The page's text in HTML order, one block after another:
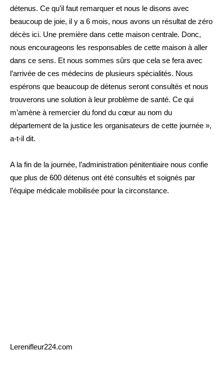
détenus. Ce qu’il faut remarquer et nous le disons avec
beaucoup de joie, il y a 6 mois, nous avons un résultat de zéro
décès ici. Une première dans cette maison centrale. Donc,
nous encourageons les responsables de cette maison à aller
dans ce sens. Et nous sommes sûrs que cela se fera avec
l’arrivée de ces médecins de plusieurs spécialités. Nous
espérons que beaucoup de détenus seront consultés et nous
trouverons une solution à leur problème de santé. Ce qui
m’amène à remercier du fond du cœur au nom du
département de la justice les organisateurs de cette journée »,
a-t-il dit.
A la fin de la journée, l’administration pénitentiaire nous confie
que plus de 600 détenus ont été consultés et soignés par
l’équipe médicale mobilisée pour la circonstance.
Lerenifleur224.com